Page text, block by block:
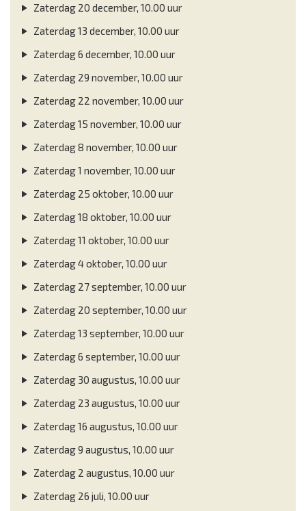
Zaterdag 20 december, 10.00 uur
Zaterdag 13 december, 10.00 uur
Zaterdag 6 december, 10.00 uur
Zaterdag 29 november, 10.00 uur
Zaterdag 22 november, 10.00 uur
Zaterdag 15 november, 10.00 uur
Zaterdag 8 november, 10.00 uur
Zaterdag 1 november, 10.00 uur
Zaterdag 25 oktober, 10.00 uur
Zaterdag 18 oktober, 10.00 uur
Zaterdag 11 oktober, 10.00 uur
Zaterdag 4 oktober, 10.00 uur
Zaterdag 27 september, 10.00 uur
Zaterdag 20 september, 10.00 uur
Zaterdag 13 september, 10.00 uur
Zaterdag 6 september, 10.00 uur
Zaterdag 30 augustus, 10.00 uur
Zaterdag 23 augustus, 10.00 uur
Zaterdag 16 augustus, 10.00 uur
Zaterdag 9 augustus, 10.00 uur
Zaterdag 2 augustus, 10.00 uur
Zaterdag 26 juli, 10.00 uur